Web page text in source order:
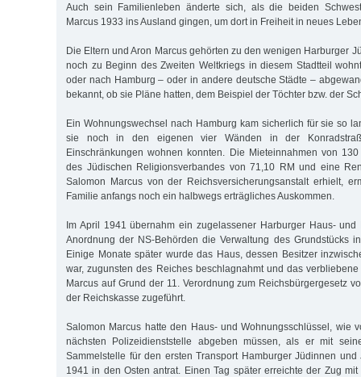
Auch sein Familienleben änderte sich, als die beiden
Marcus 1933 ins Ausland gingen, um dort in Freiheit in neues
Die Eltern und Aron Marcus gehörten zu den wenigen Harburger
noch zu Beginn des Zweiten Weltkriegs in diesem Stadtteil
oder nach Hamburg – oder in andere deutsche Städte –
bekannt, ob sie Pläne hatten, dem Beispiel der Töchter bzw. der
Ein Wohnungswechsel nach Hamburg kam sicherlich für sie so
sie noch in den eigenen vier Wänden in der
Einschränkungen wohnen konnten. Die Mieteinnahmen von
des Jüdischen Religionsverbandes von 71,10 RM und eine
Salomon Marcus von der Reichsversicherungsanstalt erhielt,
Familie anfangs noch ein halbwegs erträgliches Auskommen.
Im April 1941 übernahm ein zugelassener Harburger Haus- und
Anordnung der NS-Behörden die Verwaltung des Grundstücks
Einige Monate später wurde das Haus, dessen Besitzer
war, zugunsten des Reiches beschlagnahmt und das
Marcus auf Grund der 11. Verordnung zum Reichsbürgergesetz
der Reichskasse zugeführt.
Salomon Marcus hatte den Haus- und Wohnungsschlüssel, wie
nächsten Polizeidienststelle abgeben müssen, als er mit
Sammelstelle für den ersten Transport Hamburger Jüdinnen
1941 in den Osten antrat. Einen Tag später erreichte der Zug